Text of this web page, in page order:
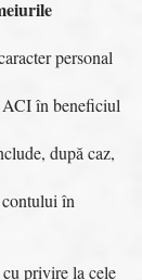
personal
ACI în beneficiul
după caz,
contului în
privire la cele